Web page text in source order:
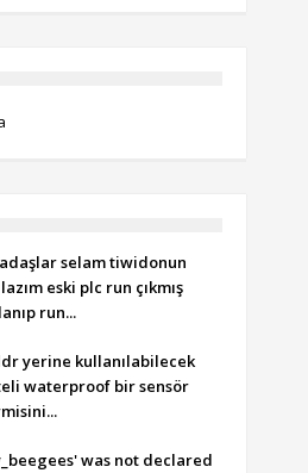
selam tiwidonun
eski plc run çıkmış
run...
yerine kullanılabilecek
waterproof bir sensör
was not declared